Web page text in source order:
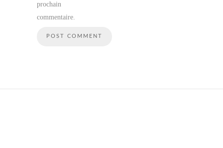
prochain
commentaire.